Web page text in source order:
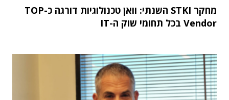
מחקר STKI השנתי: וואן טכנולוגיות דורגה כ-TOP
Vendor בכל תחומי שוק ה-IT